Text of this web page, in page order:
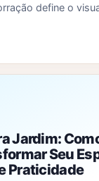
define o
Jardim:
Seu
Praticidade